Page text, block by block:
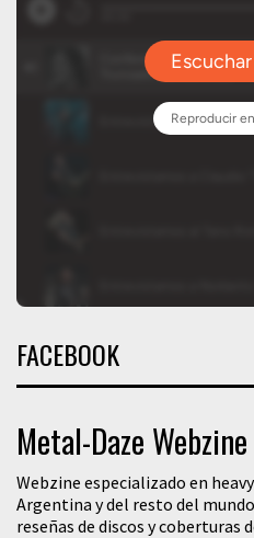
FACEBOOK
Metal-Daze Webzine
Webzine especializado en
Argentina y del resto del
reseñas de discos y coberturas